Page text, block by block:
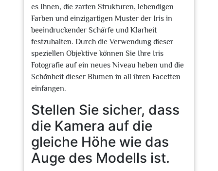
es Ihnen, die zarten Strukturen, lebendigen
Farben und einzigartigen Muster der Iris in
beeindruckender Schärfe und Klarheit
festzuhalten. Durch die Verwendung dieser
speziellen Objektive können Sie Ihre Iris
Fotografie auf ein neues Niveau heben und die
Schönheit dieser Blumen in all ihren Facetten
einfangen.
Stellen Sie sicher, dass
die Kamera auf die
gleiche Höhe wie das
Auge des Modells ist.